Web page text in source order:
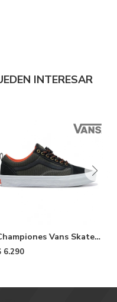
INTERESAR
Vans Skate
Skool Vans X Spitfire
6.290